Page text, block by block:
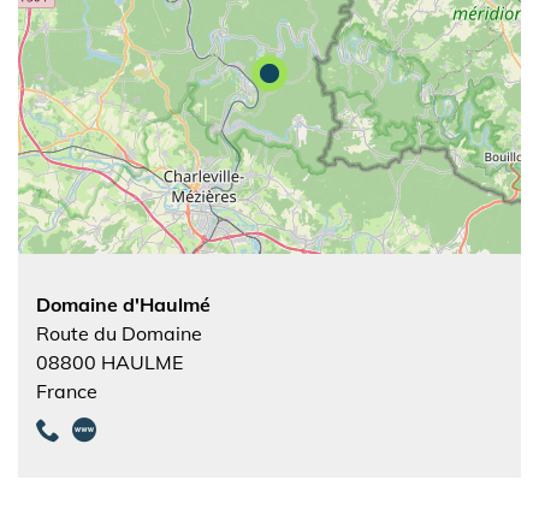
Domaine d'Haulmé
Route du Domaine
08800 HAULME
France